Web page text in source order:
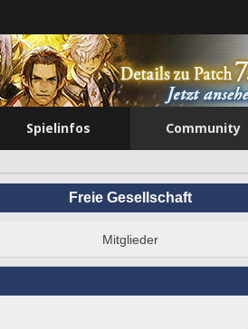
Spielinfos Community
Freie Gesellschaft
Mitglieder